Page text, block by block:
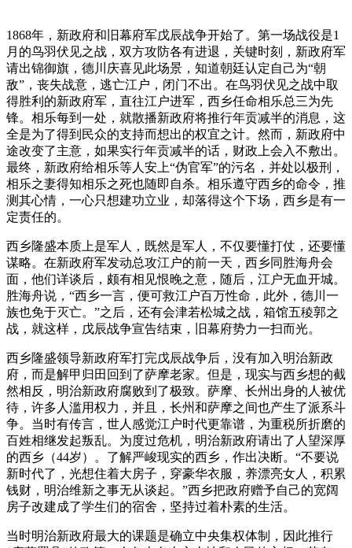
1868年，新政府和旧幕府军戊辰战争开始了。第一场战役是1
月的鸟羽伏见之战，双方攻防各有进退，关键时刻，新政府军
请出锦御旗，德川庆喜见此场景，知道朝廷认定自己为“朝
敌”，丧失战意，逃亡江户，闭门不出。在鸟羽伏见之战中取
得胜利的新政府军，直往江户进军，西乡任命相乐总三为先
锋。相乐每到一处，就散播新政府将推行年贡减半的消息，这
全是为了得到民众的支持而想出的权宜之计。然而，新政府中
途改变了主意，如果实行年贡减半的话，财政上会入不敷出。
最终，新政府给相乐等人安上“伪官军”的污名，并处以极刑，
相乐之妻得知相乐之死也随即自杀。相乐遵守西乡的命令，推
测其心情，一心只想建功立业，却落得这个下场，西乡是有一
定责任的。
西乡隆盛本质上是军人，既然是军人，不仅要懂打仗，还要懂
谋略。在新政府军发动总攻江户的前一天，西乡同胜海舟会
面，他们详谈后，颇有相见恨晚之意，随后，江户无血开城。
胜海舟说，“西乡一言，便可救江户百万性命，此外，德川一
族也免于灭亡。”之后，还有会津若松城之战，箱馆五稜郭之
战，就这样，戊辰战争宣告结束，旧幕府势力一扫而光。
西乡隆盛领导新政府军打完戊辰战争后，没有加入明治新政
府，而是解甲归田回到了萨摩老家。但是，现实与西乡想的截
然相反，明治新政府腐败到了极致。萨摩、长州出身的人被优
待，许多人滥用权力，并且，长州和萨摩之间也产生了派系斗
争。当时有传言，世人感觉江户时代更靠谱，为重税所折磨的
百姓相继发起叛乱。为度过危机，明治新政府请出了人望深厚
的西乡（44岁）。了解严峻现实的西乡，作出决断。“不要说
新时代了，光想住着大房子，穿豪华衣服，养漂亮女人，积累
钱财，明治维新之事无从谈起。”西乡把政府赠予自己的宽阔
房子改建成了学生们的宿舍，坚持过着朴素的生活。
当时明治新政府最大的课题是确立中央集权体制，因此推行